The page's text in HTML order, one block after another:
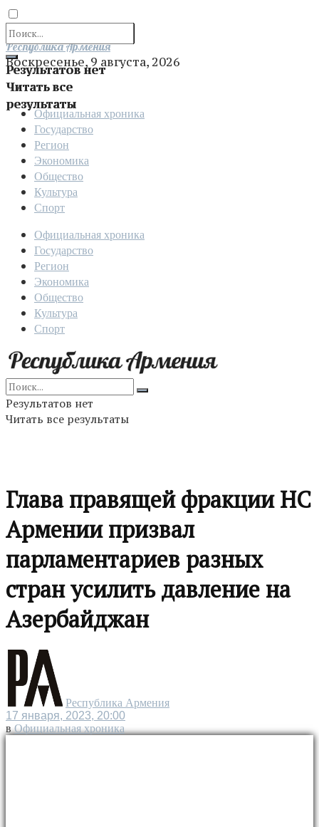
Результатов нет
Читать все
результаты
Отправить
Республика Армения
Воскресенье, 9 августа, 2026
Официальная хроника
Государство
Регион
Экономика
Общество
Культура
Спорт
Официальная хроника
Государство
Регион
Экономика
Общество
Культура
Спорт
Результатов нет
Читать все результаты
Глава правящей фракции НС
Армении призвал
парламентариев разных
стран усилить давление на
Азербайджан
Республика Армения
17 января, 2023, 20:00
в Официальная хроника